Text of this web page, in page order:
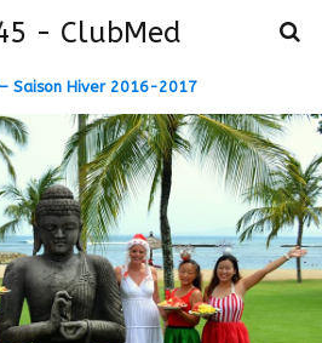
- ClubMed
Saison Hiver 2016-2017